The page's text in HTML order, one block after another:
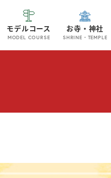
モデルコース
MODEL COURSE
お寺・神社
SHRINE・TEMPLE